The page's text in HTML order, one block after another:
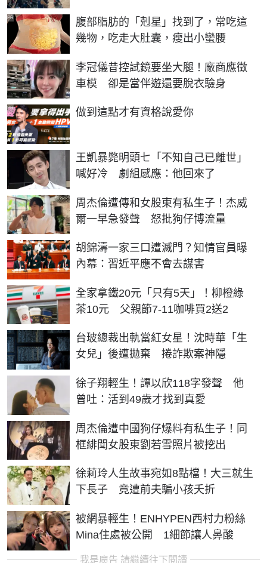
腹部脂肪的「剋星」找到了，常吃這
幾物，吃走大肚囊，瘦出小蠻腰
PR
李冠儀昔控試鏡要坐大腿！廠商應徵
車模 卻是當伴遊還要脫衣驗身
做到這點才有資格說愛你
PR
王凱暴斃明頭七「不知自己已離世」
喊好冷 劇組感應：他回來了
周杰倫遭傳和女股東有私生子！杰威
爾一早急發聲 怒批狗仔博流量
胡錦濤一家三口遭滅門？知情官員曝
內幕：習近平應不會去謀害
全家拿鐵20元「只有5天」！柳橙綠
茶10元 父親節7-11咖啡買2送2
台玻總裁出軌當紅女星！沈時華「生
女兒」後遭拋棄 捲詐欺案神隱
徐子翔輕生！譚以欣118字發聲 他
曾吐：活到49歲才找到真愛
周杰倫遭中國狗仔爆料有私生子！同
框緋聞女股東劉若雪照片被挖出
徐莉玲人生故事宛如8點檔！大三就生
下長子 竟遭前夫騙小孩夭折
被網暴輕生！ENHYPEN西村力粉絲
Mina住處被公開 1細節讓人鼻酸
我是廣告 請繼續往下閱讀